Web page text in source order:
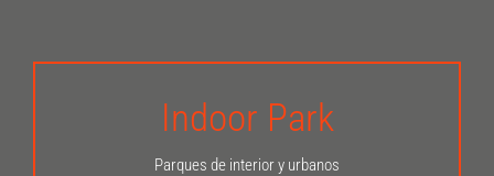
Indoor Park
Parques de interior y urbanos